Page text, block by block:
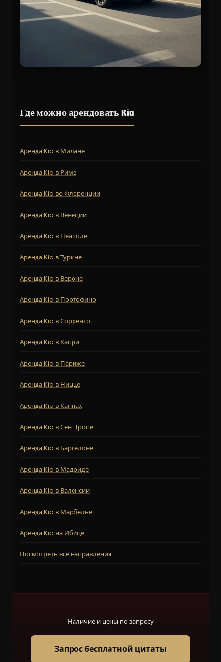
Где можно арендовать Kia
Аренда Kia в Милане
Аренда Kia в Риме
Аренда Kia во Флоренции
Аренда Kia в Венеции
Аренда Kia в Неаполе
Аренда Kia в Турине
Аренда Kia в Вероне
Аренда Kia в Портофино
Аренда Kia в Сорренто
Аренда Kia в Капри
Аренда Kia в Париже
Аренда Kia в Ницце
Аренда Kia в Каннах
Аренда Kia в Сен-Тропе
Аренда Kia в Барселоне
Аренда Kia в Мадриде
Аренда Kia в Валенсии
Аренда Kia в Марбелье
Аренда Kia на Ибице
Посмотреть все направления
Наличие и цены по запросу
Запрос бесплатной цитаты